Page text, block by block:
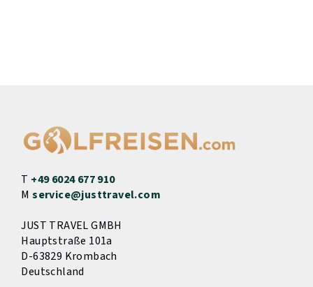
T +49 6024 677 910
Mservice@justtravel.com
JUST TRAVEL GMBH
Hauptstraße 101a
D-63829 Krombach
Deutschland